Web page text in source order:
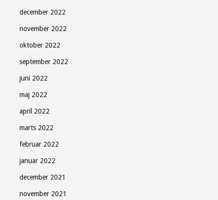
december 2022
november 2022
oktober 2022
september 2022
juni 2022
maj 2022
april 2022
marts 2022
februar 2022
januar 2022
december 2021
november 2021